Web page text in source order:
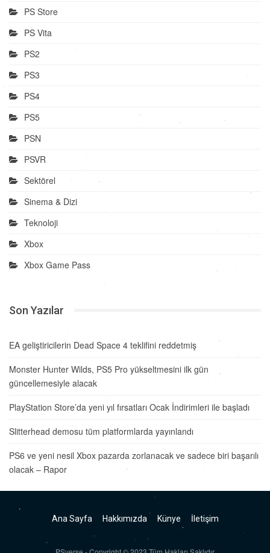
PS Store
PS Vita
PS2
PS3
PS4
PS5
PSN
PSVR
Sektörel
Sinema & Dizi
Teknoloji
Xbox
Xbox Game Pass
Son Yazılar
EA geliştiricilerin Dead Space 4 teklifini reddetmiş
Monster Hunter Wilds, PS5 Pro yükseltmesini ilk gün
güncellemesiyle alacak
PlayStation Store’da yeni yıl fırsatları Ocak İndirimleri ile başladı
Slitterhead demosu tüm platformlarda yayınlandı
PS6 ve yeni nesil Xbox pazarda zorlanacak ve sadece biri başarılı
olacak – Rapor
Ana Sayfa Hakkımızda Künye İletişim